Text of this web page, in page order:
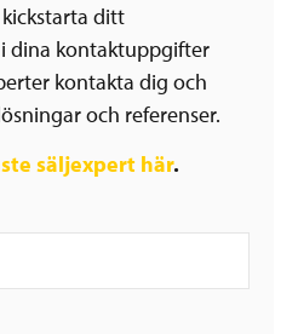
ditt
dina kontaktuppgifter
kontakta dig och
och referenser.
säljexpert här.